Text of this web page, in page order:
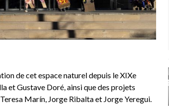
de cet espace naturel depuis le XIXe
et Gustave Doré, ainsi que des projets
Marín, Jorge Ribalta et Jorge Yeregui.